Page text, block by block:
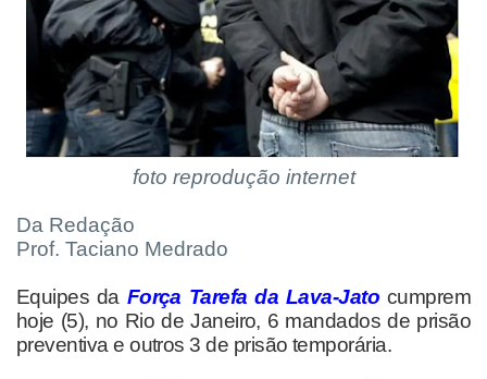
foto reprodução internet
Da Redação
Prof. Taciano Medrado
Equipes da Força Tarefa da Lava-Jato cumprem
hoje (5), no Rio de Janeiro, 6 mandados de prisão
preventiva e outros 3 de prisão temporária.